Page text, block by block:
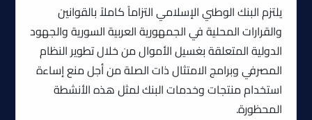
يلتزم البنك الوطني الإسلامي التزاماً كاملاً بالقوانين
والقرارات المحلية في الجمهورية العربية السورية والجهود
الدولية المتعلقة بغسيل الأموال من خلال تطوير النظام
المصرفي وبرامج الامتثال ذات الصلة من أجل منع إساءة
استخدام منتجات وخدمات البنك لمثل هذه الأنشطة
المحظورة.